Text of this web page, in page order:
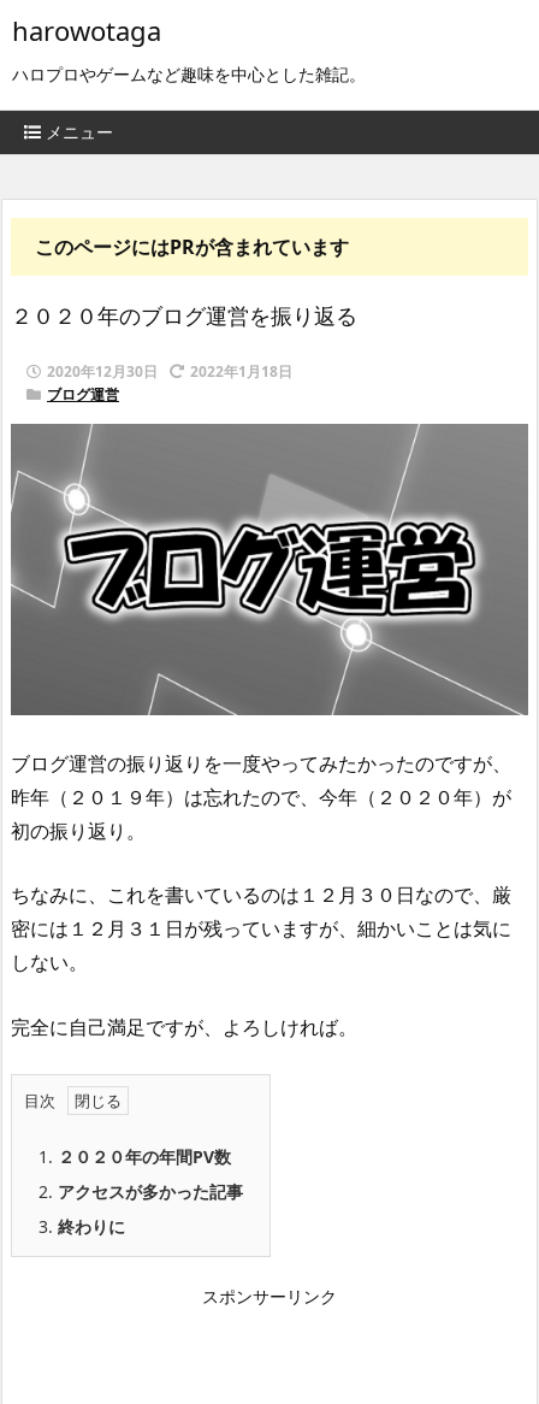
harowotaga
ハロプロやゲームなど趣味を中心とした雑記。
メニュー
このページにはPRが含まれています
２０２０年のブログ運営を振り返る
2020年12月30日
2022年1月18日
ブログ運営
ブログ運営の振り返りを一度やってみたかったのですが、
昨年（２０１９年）は忘れたので、今年（２０２０年）が
初の振り返り。
ちなみに、これを書いているのは１２月３０日なので、厳
密には１２月３１日が残っていますが、細かいことは気に
しない。
完全に自己満足ですが、よろしければ。
目次
1. ２０２０年の年間PV数
2. アクセスが多かった記事
3. 終わりに
スポンサーリンク